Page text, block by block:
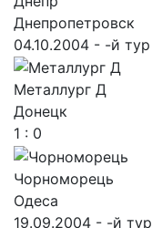
Днепропетровск
04.10.2004 - -й тур
Металлург Д
Донецк
1 : 0
Чорноморець
Одеса
19.09.2004 - -й тур